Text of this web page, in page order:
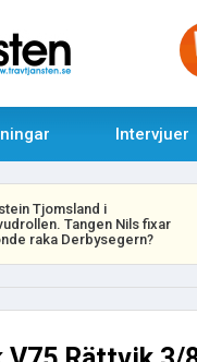
Intervjuer
Tjomsland i
Tangen Nils fixar
raka Derbysegern?